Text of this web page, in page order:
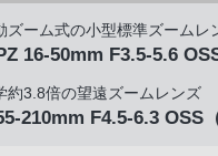
ズーム式の小型標準ズームレ
16-50mm F3.5-5.6
約3.8倍の望遠ズームレンズ
210mm F4.5-6.3 OSS